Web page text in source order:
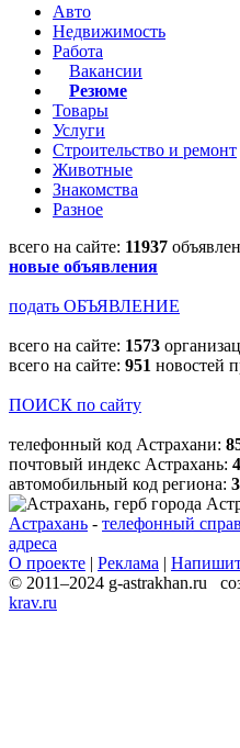
Авто
Недвижимость
Работа
Вакансии
Резюме
Товары
Услуги
Строительство и ремонт
Животные
Знакомства
Разное
всего на сайте: 11937
новые объявления
подать ОБЪЯВЛЕНИЕ
всего на сайте: 1573
всего на сайте: 951 новостей
ПОИСК по сайту
телефонный код Астрахани:
почтовый индекс Астрахань:
автомобильный код региона:
Астрахань - телефонный
адреса
О проекте | Реклама |
© 2011–2024 g-astrakhan.ru
krav.ru